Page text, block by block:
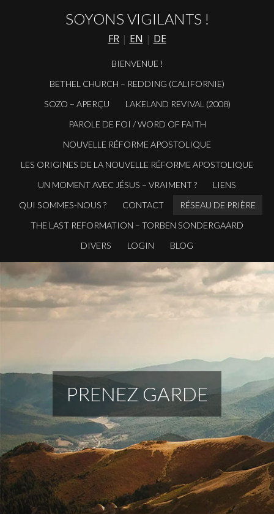
SOYONS VIGILANTS !
FR| EN | DE
BIENVENUE !
BETHEL CHURCH – REDDING (CALIFORNIE)
SOZO – APERÇU
LAKELAND REVIVAL (2008)
PAROLE DE FOI / WORD OF FAITH
NOUVELLE RÉFORME APOSTOLIQUE
LES ORIGINES DE LA NOUVELLE RÉFORME APOSTOLIQUE
UN MOMENT AVEC JÉSUS – VRAIMENT ?
LIENS
QUI SOMMES-NOUS ?
CONTACT
RÉSEAU DE PRIÈRE
THE LAST REFORMATION – TORBEN SONDERGAARD
DIVERS
LOGIN BLOG
PRENEZ GARDE